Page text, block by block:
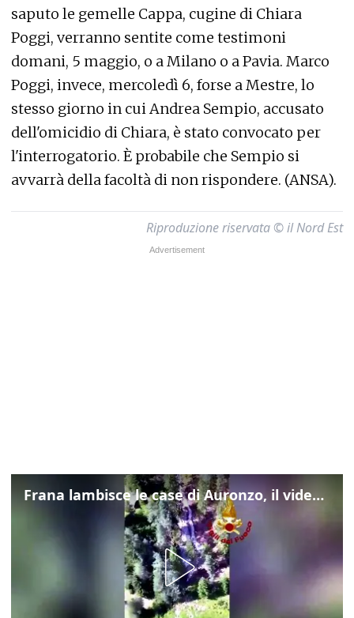
saputo le gemelle Cappa, cugine di Chiara
Poggi, verranno sentite come testimoni
domani, 5 maggio, o a Milano o a Pavia. Marco
Poggi, invece, mercoledì 6, forse a Mestre, lo
stesso giorno in cui Andrea Sempio, accusato
dell'omicidio di Chiara, è stato convocato per
l'interrogatorio. È probabile che Sempio si
avvarrà della facoltà di non rispondere. (ANSA).
Riproduzione riservata © il Nord Est
Frana lambisce le case di Auronzo, il video dall'elicottero dei vigili del fuoco